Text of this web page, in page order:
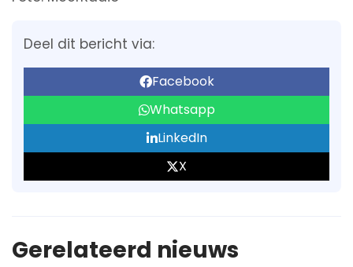
Deel dit bericht via:
Facebook
Whatsapp
LinkedIn
X
Gerelateerd nieuws